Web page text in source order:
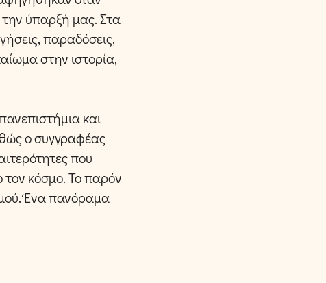
ύπαρξή μας. Στα
παραδόσεις,
στην ιστορία,
και
ο συγγραφέας
που
τον κόσμο. Το παρόν
Ένα πανόραμα